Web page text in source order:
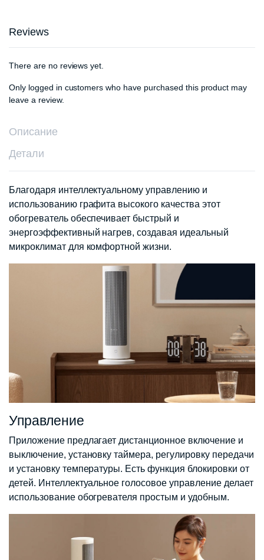
Reviews
There are no reviews yet.
Only logged in customers who have purchased this product may
leave a review.
Описание
Детали
Благодаря интеллектуальному управлению и
использованию графита высокого качества этот
обогреватель обеспечивает быстрый и
энергоэффективный нагрев, создавая идеальный
микроклимат для комфортной жизни.
Управление
Приложение предлагает дистанционное включение и
выключение, установку таймера, регулировку передачи
и установку температуры. Есть функция блокировки от
детей. Интеллектуальное голосовое управление делает
использование обогревателя простым и удобным.